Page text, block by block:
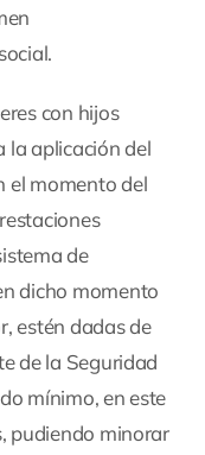
con hijos
la aplicación del
el momento del
de
dicho momento
estén dadas de
de la Seguridad
mínimo, en este
pudiendo minorar